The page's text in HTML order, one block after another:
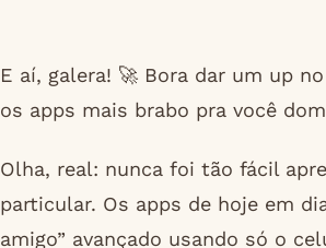
E aí, galera! 🚀 Bora dar um up
os apps mais brabo pra você
Olha, real: nunca foi tão fácil
particular. Os apps de hoje em
amigo” avançado usando só o